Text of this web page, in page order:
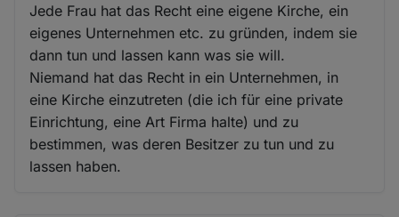
Jede Frau hat das Recht eine eigene Kirche, ein
eigenes Unternehmen etc. zu gründen, indem sie
dann tun und lassen kann was sie will.
Niemand hat das Recht in ein Unternehmen, in
eine Kirche einzutreten (die ich für eine private
Einrichtung, eine Art Firma halte) und zu
bestimmen, was deren Besitzer zu tun und zu
lassen haben.